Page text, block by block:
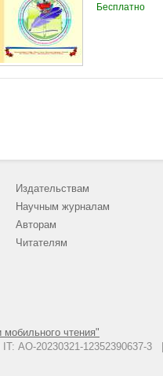
Бесплатно
чтения"
IT: АО-20230321-
Издательствам
Научным журналам
Авторам
Читателям